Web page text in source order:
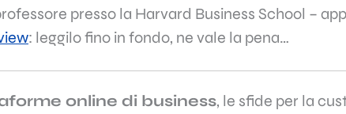
presso la Harvard Business School –
: leggilo fino in fondo, ne vale la pena…
online di business, le sfide per la